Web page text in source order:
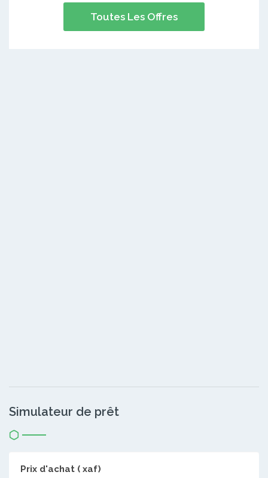
Toutes Les Offres
Simulateur de prêt
Prix d'achat ( xaf)